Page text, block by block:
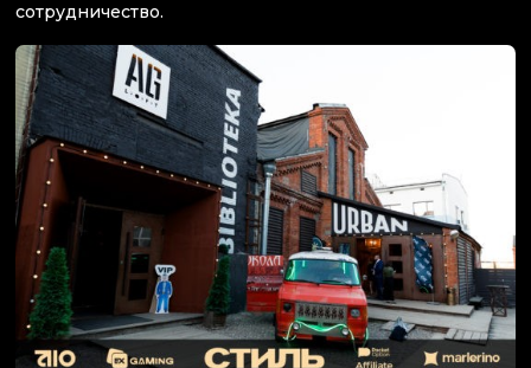
сотрудничество.